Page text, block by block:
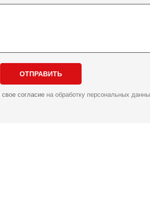
ОТПРАВИТЬ
свое согласиена обработку персональных